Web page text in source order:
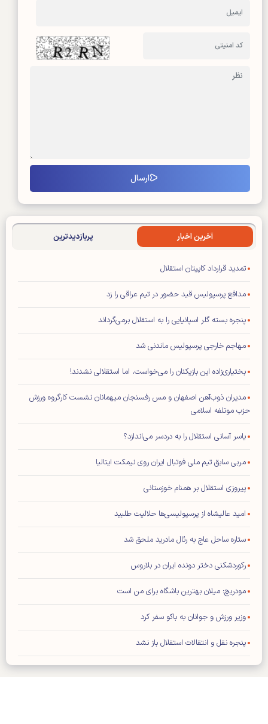
آخرین اخبار پربازدیدترین
تمدید قرارداد کاپیتان استقلال
مدافع پرسپولیس قید حضور در تیم عراقی را زد
پنجره بسته گلر اسپانیایی را به استقلال برمی‌گرداند
مهاجم خارجی پرسپولیس ماندنی شد
بختیاری‌زاده این بازیکنان را می‌خواست، اما استقلالی نشدند!
مدیران ذوب‌آهن اصفهان و مس رفسنجان میهمانان نشست کارگروه ورزش
حزب موتلفه اسلامی
یاسر آسانی استقلال را به دردسر می‌اندازد؟
مربی سابق تیم ملی فوتبال ایران روی نیمکت ایتالیا
پیروزی استقلال بر همنام خوزستانی
امید عالیشاه از پرسپولیسی‌ها حلالیت طلبید
ستاره ساحل عاج به رئال مادرید ملحق شد
رکوردشکنی دختر دونده ایران در بلاروس
مودریچ: میلان بهترین باشگاه برای من است
وزیر ورزش و جوانان به باکو سفر کرد
پنجره نقل و انتقالات استقلال باز نشد
حمله شدید فیگو به رئیس فیفا